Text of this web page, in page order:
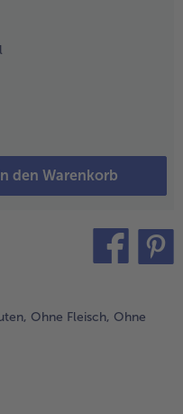
den Warenkorb
Ohne Fleisch, Ohne